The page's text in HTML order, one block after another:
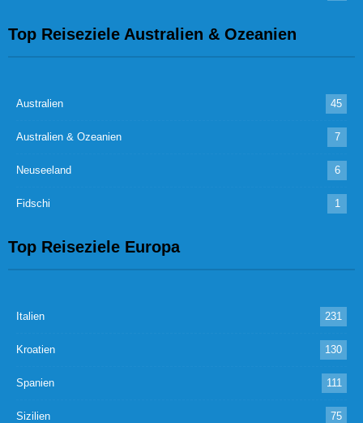
Top Reiseziele Australien & Ozeanien
Australien 45
Australien & Ozeanien 7
Neuseeland 6
Fidschi 1
Top Reiseziele Europa
Italien 231
Kroatien 130
Spanien 111
Sizilien 75